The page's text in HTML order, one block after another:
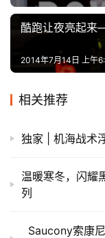
酷跑让夜亮起来
2014年7月14日 上午
相关推荐
独家 | 机海战术
温暖寒冬，闪耀
列
Saucony索康